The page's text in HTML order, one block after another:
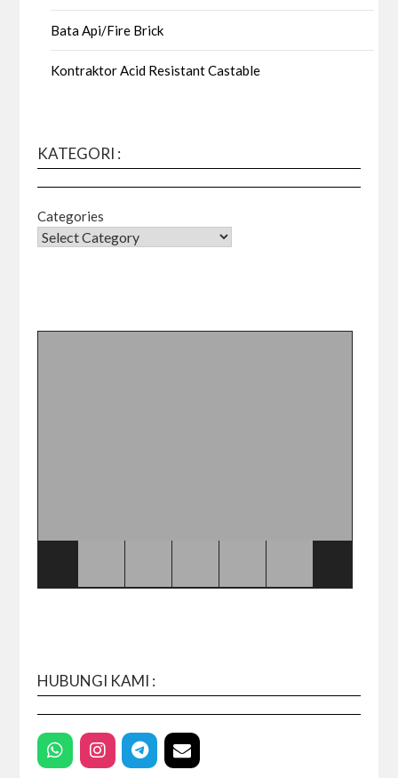
Bata Api/Fire Brick
Kontraktor Acid Resistant Castable
KATEGORI :
Categories
HUBUNGI KAMI :